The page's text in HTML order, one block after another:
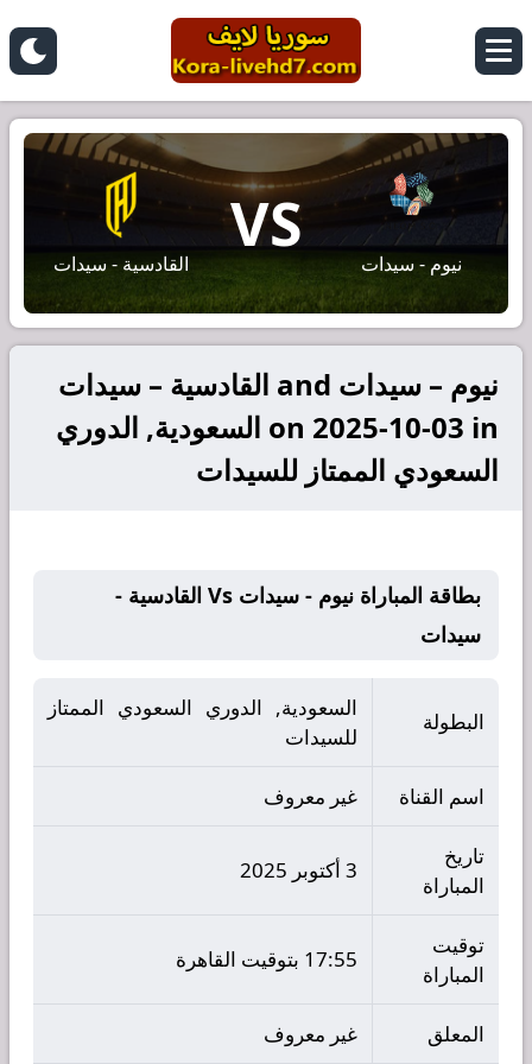
نيوم - سيدات
VS
القادسية - سيدات
نيوم – سيدات and القادسية – سيدات
on 2025-10-03 in السعودية, الدوري
السعودي الممتاز للسيدات
بطاقة المباراة نيوم - سيدات Vs القادسية -
سيدات
البطولة
السعودية, الدوري السعودي الممتاز
للسيدات
اسم القناة غير معروف
تاريخ
المباراة
3 أكتوبر 2025
توقيت
المباراة
17:55 بتوقيت القاهرة
المعلق غير معروف